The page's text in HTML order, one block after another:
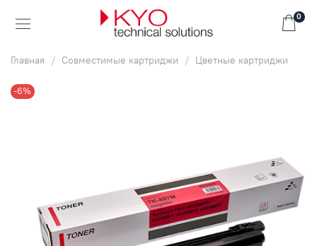
0
Главная Совместимые картриджи Цветные картриджи
-6%